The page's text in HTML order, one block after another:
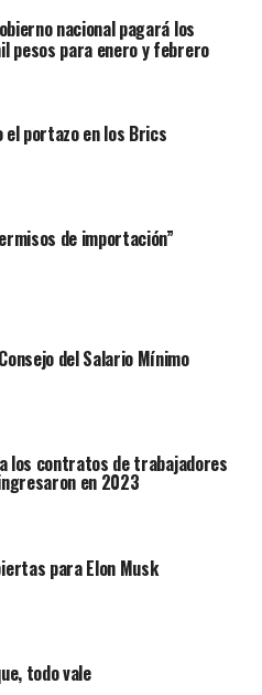
nacional pagará los
pesos para enero y febrero
el portazo en los Brics
de importación”
del Salario Mínimo
los contratos de trabajadores
en 2023
para Elon Musk
todo vale